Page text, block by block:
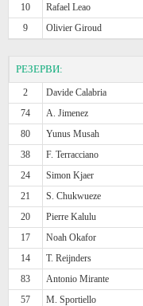
10
Rafael Leao
9
Olivier Giroud
РЕЗЕРВИ:
2 Davide Calabria
74
A. Jimenez
80
Yunus Musah
38
F. Terracciano
24
Simon Kjaer
21
S. Chukwueze
20
Pierre Kalulu
17
Noah Okafor
14
T. Reijnders
83
Antonio Mirante
57
M. Sportiello